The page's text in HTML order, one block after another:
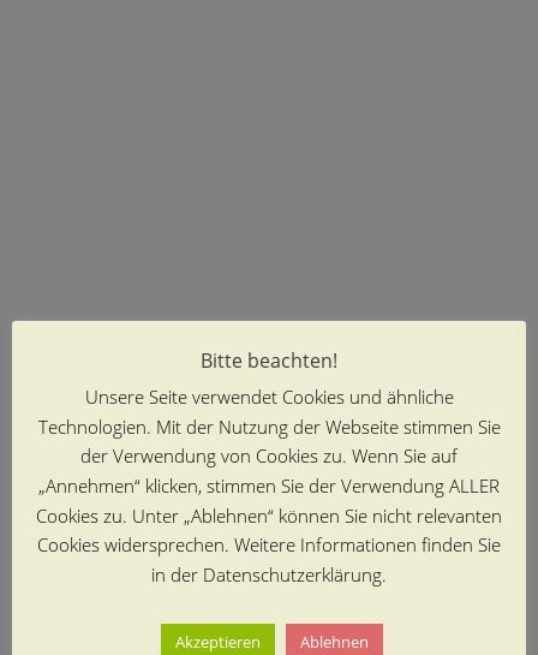
Bitte beachten!
Unsere Seite verwendet Cookies und ähnliche
Technologien. Mit der Nutzung der Webseite stimmen Sie
der Verwendung von Cookies zu. Wenn Sie auf
„Annehmen“ klicken, stimmen Sie der Verwendung ALLER
Cookies zu. Unter „Ablehnen“ können Sie nicht relevanten
Cookies widersprechen. Weitere Informationen finden Sie
in der Datenschutzerklärung.
Akzeptieren Ablehnen